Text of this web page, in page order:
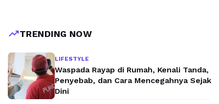
trending_upTRENDING NOW
LIFESTYLE
Waspada Rayap di Rumah, Kenali Tanda,
Penyebab, dan Cara Mencegahnya Sejak
Dini